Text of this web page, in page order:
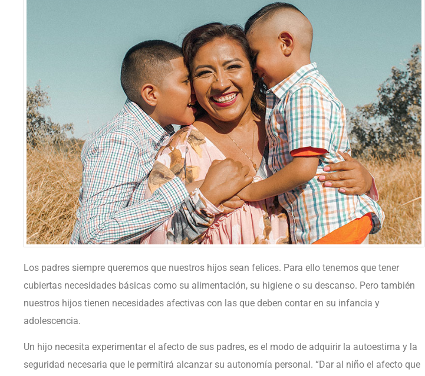
Los padres siempre queremos que nuestros hijos sean felices. Para ello tenemos que tener
cubiertas necesidades básicas como su alimentación, su higiene o su descanso. Pero también
nuestros hijos tienen necesidades afectivas con las que deben contar en su infancia y
adolescencia.
Un hijo necesita experimentar el afecto de sus padres, es el modo de adquirir la autoestima y la
seguridad necesaria que le permitirá alcanzar su autonomía personal. “Dar al niño el afecto que